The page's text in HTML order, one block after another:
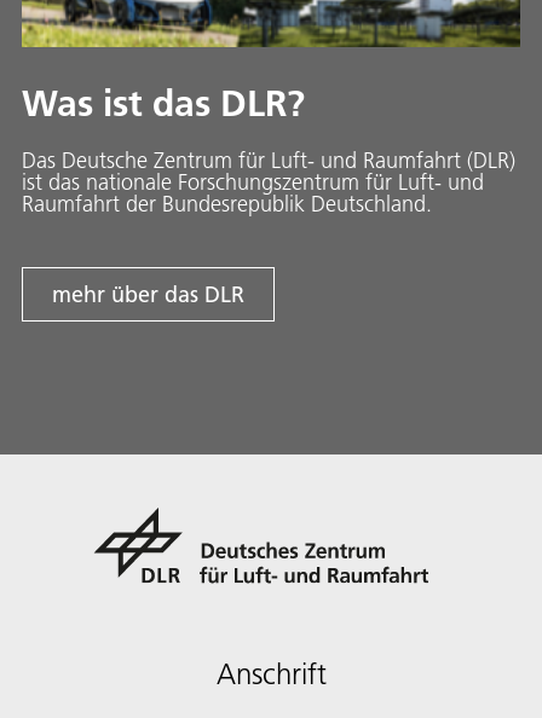
Was ist das DLR?
Das Deutsche Zentrum für Luft- und Raumfahrt (DLR)
ist das nationale Forschungszentrum für Luft- und
Raumfahrt der Bundesrepublik Deutschland.
mehr über das DLR
Anschrift